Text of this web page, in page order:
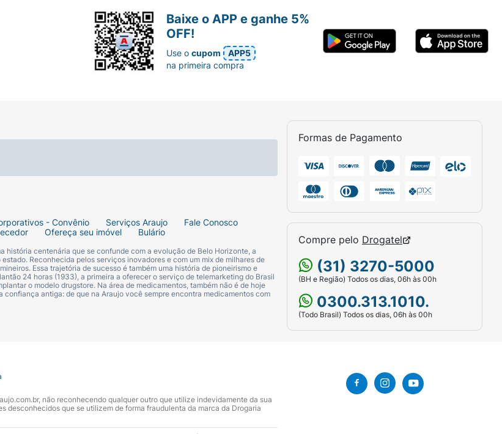
- Convênio Serviços Araujo
Fale Conosco
Ofereça seu imóvel Bulário
história centenária que se confunde com a evolução de Belo Horizonte, a
Reconhecida pelos serviços inovadores e com um mix de milhares de
Essa trajetória de sucesso é também uma história de pioneirismo e
24 horas (1933), a primeira a oferecer o serviço de telemarketing do Brasil
o modelo drugstore. Na área de medicamentos, também não é de hoje
confiança antiga: de que na Araujo você sempre encontra medicamentos com
Formas de Pagamento
Compre pelo Drogatel
(31) 3270-5000
(BH e Região) Todos os dias, 06h às 00h
0300.313.1010.
(Todo Brasil) Todos os dias, 06h às 00h
Baixe o APP e ganhe 5%
OFF!
Use ocupom
APP5
na primeira compra
não reconhecendo qualquer outro que utilize indevidamente da sua
desconhecidos que se utilizem de forma fraudulenta da marca da Drogaria